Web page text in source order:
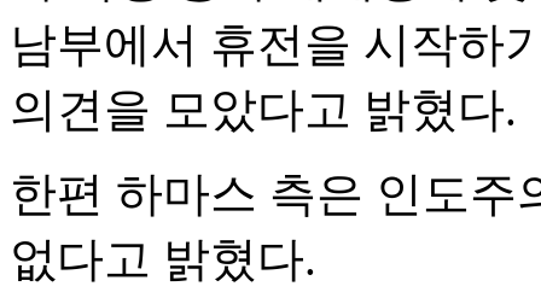
남부에서 휴전을 시작하
의견을 모았다고 밝혔다.
한편 하마스 측은 인도주
없다고 밝혔다.